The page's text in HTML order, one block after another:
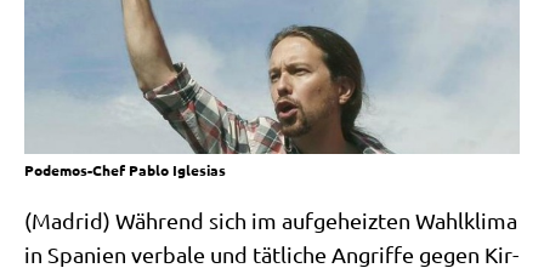
Podemos-Chef Pablo Iglesias
(Madrid) Wäh­rend sich im auf­ge­heiz­ten Wahl­kli­ma
in Spa­ni­en ver­ba­le und tät­li­che Angrif­fe gegen Kir­